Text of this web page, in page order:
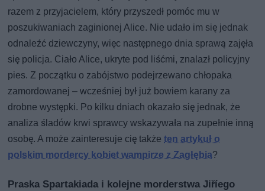
razem z przyjacielem, który przyszedł pomóc mu w
poszukiwaniach zaginionej Alice. Nie udało im się jednak
odnaleźć dziewczyny, więc następnego dnia sprawą zajęła
się policja. Ciało Alice, ukryte pod liśćmi, znalazł policyjny
pies. Z początku o zabójstwo podejrzewano chłopaka
zamordowanej – wcześniej był już bowiem karany za
drobne występki. Po kilku dniach okazało się jednak, że
analiza śladów krwi sprawcy wskazywała na zupełnie inną
osobę. A może zainteresuje cię takżeten artykuł o
polskim mordercy kobiet wampirze z Zagłębia?
Praska Spartakiada i kolejne morderstwa Jiříego